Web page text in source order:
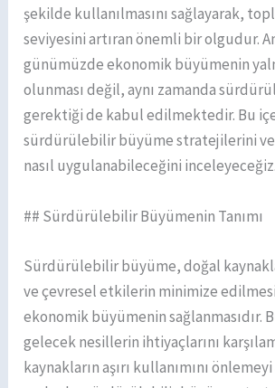
şekilde kullanılmasını sağlayarak,
seviyesini artıran önemli bir olgudur.
günümüzde ekonomik büyümenin
olunması değil, aynı zamanda
gerektiği de kabul edilmektedir. Bu
sürdürülebilir büyüme stratejilerini
nasıl uygulanabileceğini inceleyeceğiz.
## Sürdürülebilir Büyümenin Tanımı
Sürdürülebilir büyüme, doğal
ve çevresel etkilerin minimize
ekonomik büyümenin sağlanmasıdır.
gelecek nesillerin ihtiyaçlarını
kaynakların aşırı kullanımını